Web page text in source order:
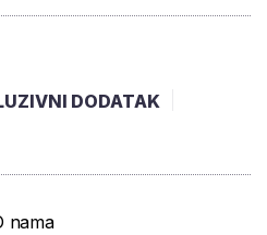
DODATAK
nama